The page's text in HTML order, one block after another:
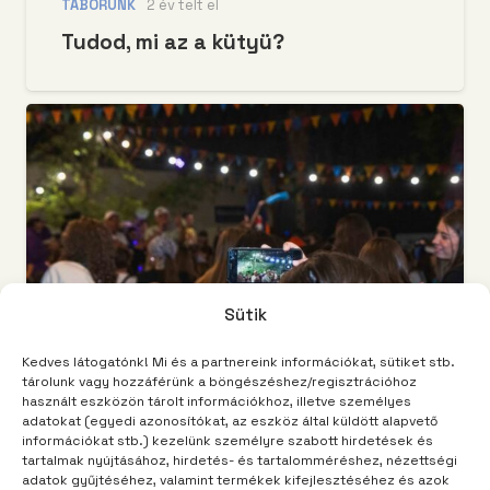
Sütik
Kedves látogatónk! Mi és a partnereink információkat, sütiket stb.
tárolunk vagy hozzáférünk a böngészéshez/regisztrációhoz
használt eszközön tárolt információkhoz, illetve személyes
adatokat (egyedi azonosítókat, az eszköz által küldött alapvető
információkat stb.) kezelünk személyre szabott hirdetések és
tartalmak nyújtásához, hirdetés- és tartalomméréshez, nézettségi
adatok gyűjtéséhez, valamint termékek kifejlesztéséhez és azok
TÁBORUNK 2 év telt el
Tudod, mi az a kütyü?
TÁBORUNK 2 hónap telt el
Kő-papír-olló